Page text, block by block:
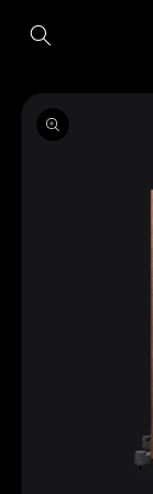
directamente
al contenido
directamente
a la
información